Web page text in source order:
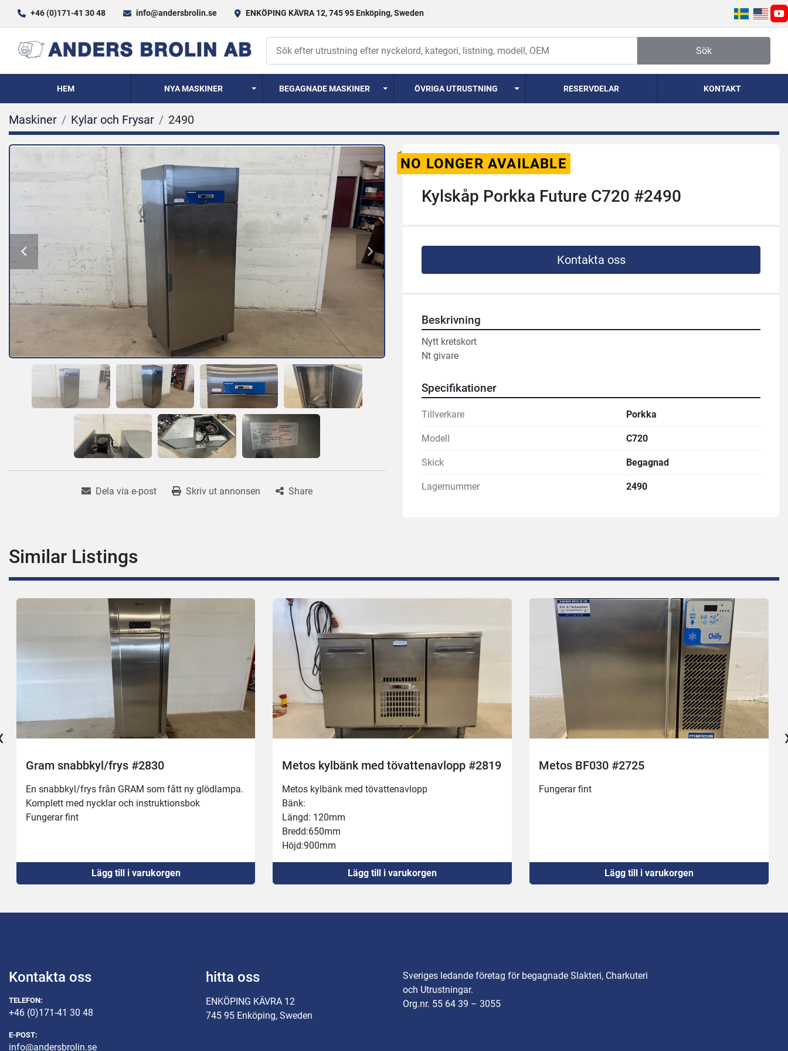
+46 (0)171-41 30 48 info@andersbrolin.se ENKÖPING KÄVRA 12, 745 95 Enköping, Sweden
Sök
HEM NYA MASKINER BEGAGNADE MASKINER ÖVRIGA UTRUSTNING RESERVDELAR KONTAKT
Maskiner Kylar och Frysar 2490
Dela via e-post Skriv ut annonsen Share
NO LONGER AVAILABLE
Kylskåp Porkka Future C720 #2490
Kontakta oss
Beskrivning
Nytt kretskort
Nt givare
Specifikationer
Tillverkare Porkka
Modell C720
Skick Begagnad
Lagernummer 2490
Similar Listings
Gram snabbkyl/frys #2830
En snabbkyl/frys från GRAM som fått ny glödlampa.
Komplett med nycklar och instruktionsbok
Fungerar fint
Lägg till i varukorgen
Metos kylbänk med tövattenavlopp #2819
Metos kylbänk med tövattenavlopp
Bänk:
Längd: 120mm
Bredd:650mm
Höjd:900mm
Balja:
Längd:1040mm
Bred:510mm
Kyler och reglerar men tar tid på sig att nå önskad
Lägg till i varukorgen
Metos BF030 #2725
Fungerar fint
Lägg till i varukorgen
Kontakta oss
TELEFON:
+46 (0)171-41 30 48
E-POST:
info@andersbrolin.se
hitta oss
ENKÖPING KÄVRA 12
745 95 Enköping, Sweden
Sveriges ledande företag för begagnade Slakteri, Charkuteri
och Utrustningar.
Org.nr. 55 64 39 – 3055